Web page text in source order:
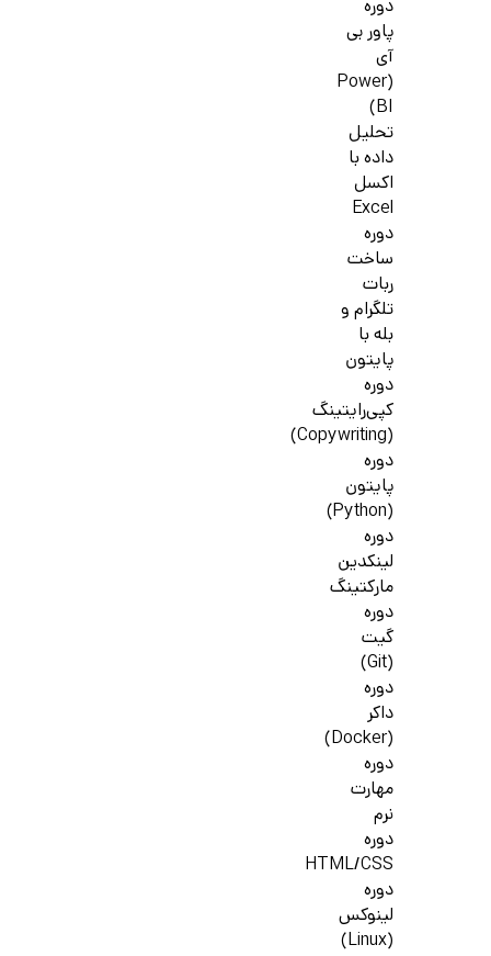
دوره
پاور بی
آی
(Power
BI)
تحلیل
داده با
اکسل
Excel
دوره
ساخت
ربات
تلگرام و
بله با
پایتون
دوره
کپی‌رایتینگ
(Copywriting)
دوره
پایتون
(Python)
دوره
لینکدین
مارکتینگ
دوره
گیت
(Git)
دوره
داکر
(Docker)
دوره
مهارت
نرم
دوره
HTML/CSS
دوره
لینوکس
(Linux)